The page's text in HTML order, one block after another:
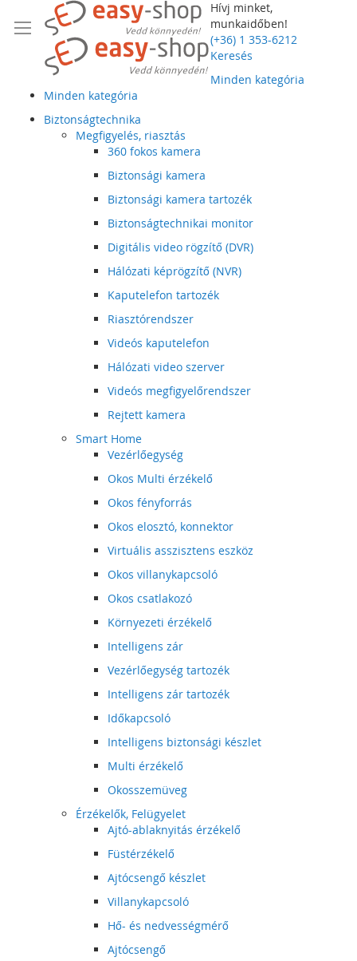
Hívj minket,
munkaidőben!
(+36) 1 353-6212
Keresés
Minden kategória
Minden kategória
Biztonságtechnika
Megfigyelés, riasztás
360 fokos kamera
Biztonsági kamera
Biztonsági kamera tartozék
Biztonságtechnikai monitor
Digitális video rögzítő (DVR)
Hálózati képrögzítő (NVR)
Kaputelefon tartozék
Riasztórendszer
Videós kaputelefon
Hálózati video szerver
Videós megfigyelőrendszer
Rejtett kamera
Smart Home
Vezérlőegység
Okos Multi érzékelő
Okos fényforrás
Okos elosztó, konnektor
Virtuális asszisztens eszköz
Okos villanykapcsoló
Okos csatlakozó
Környezeti érzékelő
Intelligens zár
Vezérlőegység tartozék
Intelligens zár tartozék
Időkapcsoló
Intelligens biztonsági készlet
Multi érzékelő
Okosszemüveg
Érzékelők, Felügyelet
Ajtó-ablaknyitás érzékelő
Füstérzékelő
Ajtócsengő készlet
Villanykapcsoló
Hő- és nedvességmérő
Ajtócsengő